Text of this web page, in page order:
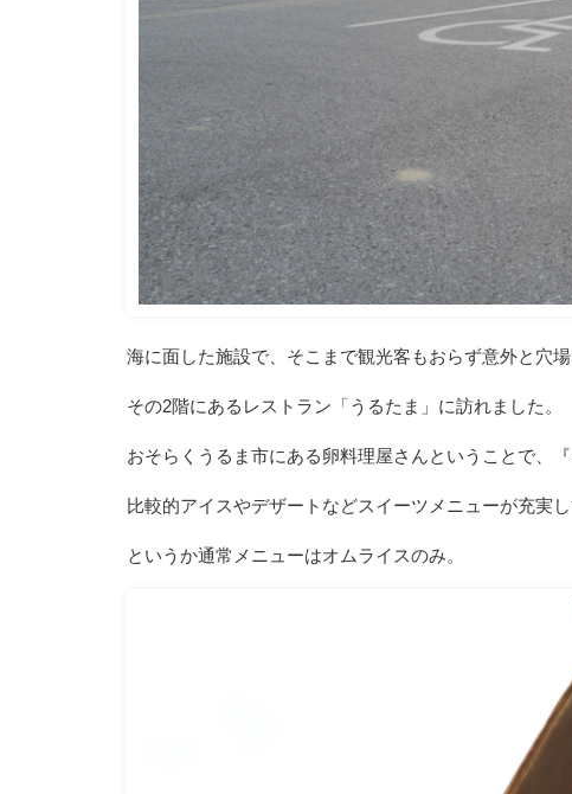
海に面した施設で、そこまで観光客もおらず意外と穴場
その2階にあるレストラン「うるたま」に訪れました。
おそらくうるま市にある卵料理屋さんということで、
比較的アイスやデザートなどスイーツメニューが充実
というか通常メニューはオムライスのみ。